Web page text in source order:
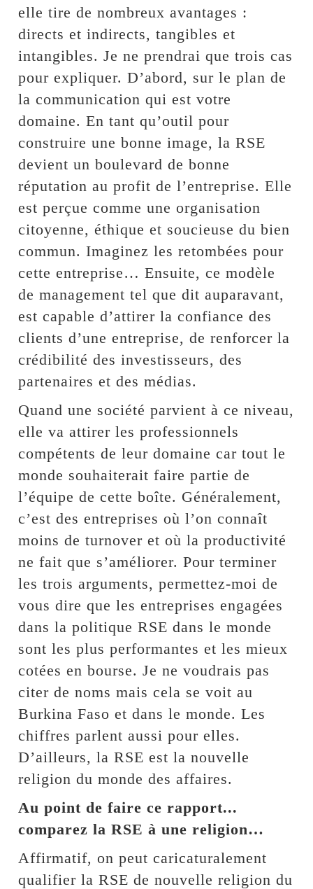
elle tire de nombreux avantages :
directs et indirects, tangibles et
intangibles. Je ne prendrai que trois cas
pour expliquer. D’abord, sur le plan de
la communication qui est votre
domaine. En tant qu’outil pour
construire une bonne image, la RSE
devient un boulevard de bonne
réputation au profit de l’entreprise. Elle
est perçue comme une organisation
citoyenne, éthique et soucieuse du bien
commun. Imaginez les retombées pour
cette entreprise… Ensuite, ce modèle
de management tel que dit auparavant,
est capable d’attirer la confiance des
clients d’une entreprise, de renforcer la
crédibilité des investisseurs, des
partenaires et des médias.
Quand une société parvient à ce niveau,
elle va attirer les professionnels
compétents de leur domaine car tout le
monde souhaiterait faire partie de
l’équipe de cette boîte. Généralement,
c’est des entreprises où l’on connaît
moins de turnover et où la productivité
ne fait que s’améliorer. Pour terminer
les trois arguments, permettez-moi de
vous dire que les entreprises engagées
dans la politique RSE dans le monde
sont les plus performantes et les mieux
cotées en bourse. Je ne voudrais pas
citer de noms mais cela se voit au
Burkina Faso et dans le monde. Les
chiffres parlent aussi pour elles.
D’ailleurs, la RSE est la nouvelle
religion du monde des affaires.
Au point de faire ce rapport...
comparez la RSE à une religion…
Affirmatif, on peut caricaturalement
qualifier la RSE de nouvelle religion du